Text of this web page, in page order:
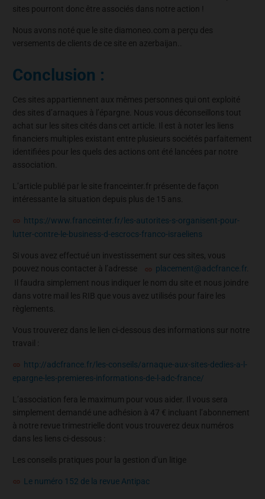
sites pourront donc être associés dans notre action !
Nous avons noté que le site diamoneo.com a perçu des
versements de clients de ce site en azerbaijan..
Conclusion :
Ces sites appartiennent aux mêmes personnes qui ont exploité
des sites d’arnaques à l’épargne. Nous vous déconseillons tout
achat sur les sites cités dans cet article. Il est à noter les liens
financiers multiples existant entre plusieurs sociétés parfaitement
identifiées pour les quels des actions ont été lancées par notre
association.
L’article publié par le site franceinter.fr présente de façon
intéressante la situation depuis plus de 15 ans.
https://www.franceinter.fr/les-autorites-s-organisent-pour-
lutter-contre-le-business-d-escrocs-franco-israeliens
Si vous avez effectué un investissement sur ces sites, vous
pouvez nous contacter à l’adresse
placement@adcfrance.fr.
Il faudra simplement nous indiquer le nom du site et nous joindre
dans votre mail les RIB que vous avez utilisés pour faire les
règlements.
Vous trouverez dans le lien ci-dessous des informations sur notre
travail :
http://adcfrance.fr/les-conseils/arnaque-aux-sites-dedies-a-l-
epargne-les-premieres-informations-de-l-adc-france/
L’association fera le maximum pour vous aider. Il vous sera
simplement demandé une adhésion à 47 € incluant l’abonnement
à notre revue trimestrielle dont vous trouverez deux numéros
dans les liens ci-dessous :
Les conseils pratiques pour la gestion d’un litige
Le numéro 152 de la revue Antipac